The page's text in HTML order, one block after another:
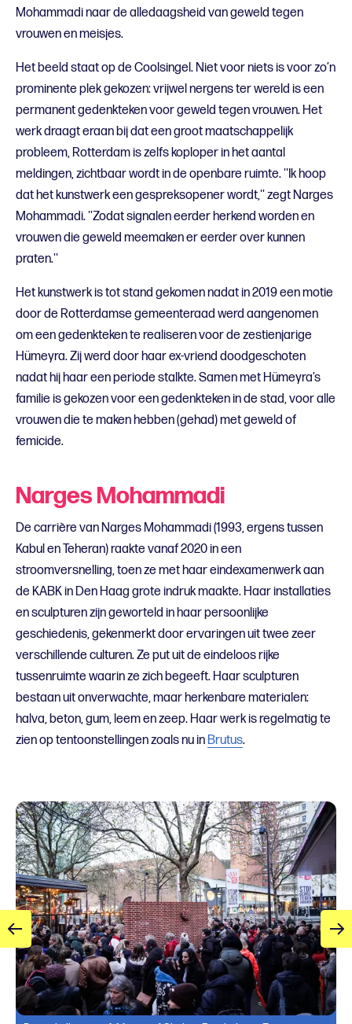
Mohammadi naar de alledaagsheid van geweld tegen
vrouwen en meisjes.
Het beeld staat op de Coolsingel. Niet voor niets is voor zo’n
prominente plek gekozen: vrijwel nergens ter wereld is een
permanent gedenkteken voor geweld tegen vrouwen. Het
werk draagt eraan bij dat een groot maatschappelijk
probleem, Rotterdam is zelfs koploper in het aantal
meldingen, zichtbaar wordt in de openbare ruimte. ''Ik hoop
dat het kunstwerk een gespreksopener wordt,'' zegt Narges
Mohammadi. ''Zodat signalen eerder herkend worden en
vrouwen die geweld meemaken er eerder over kunnen
praten.''
Het kunstwerk is tot stand gekomen nadat in 2019 een motie
door de Rotterdamse gemeenteraad werd aangenomen
om een gedenkteken te realiseren voor de zestienjarige
Hümeyra. Zij werd door haar ex-vriend doodgeschoten
nadat hij haar een periode stalkte. Samen met Hümeyra’s
familie is gekozen voor een gedenkteken in de stad, voor alle
vrouwen die te maken hebben (gehad) met geweld of
femicide.
Narges Mohammadi
De carrière van Narges Mohammadi (1993, ergens tussen
Kabul en Teheran) raakte vanaf 2020 in een
stroomversnelling, toen ze met haar eindexamenwerk aan
de KABK in Den Haag grote indruk maakte. Haar installaties
en sculpturen zijn geworteld in haar persoonlijke
geschiedenis, gekenmerkt door ervaringen uit twee zeer
verschillende culturen. Ze put uit de eindeloos rijke
tussenruimte waarin ze zich begeeft. Haar sculpturen
bestaan uit onverwachte, maar herkenbare materialen:
halva, beton, gum, leem en zeep. Haar werk is regelmatig te
zien op tentoonstellingen zoals nu inBrutus.